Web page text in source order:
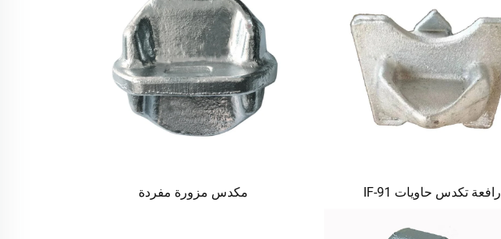
رافعة تكدس حاويات IF-91 مكدس مزورة مفردة